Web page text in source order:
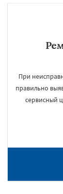
При
правильно
сервисный